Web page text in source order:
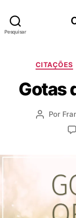
Pesquisar
CITAÇÕES
Gotas
A Por